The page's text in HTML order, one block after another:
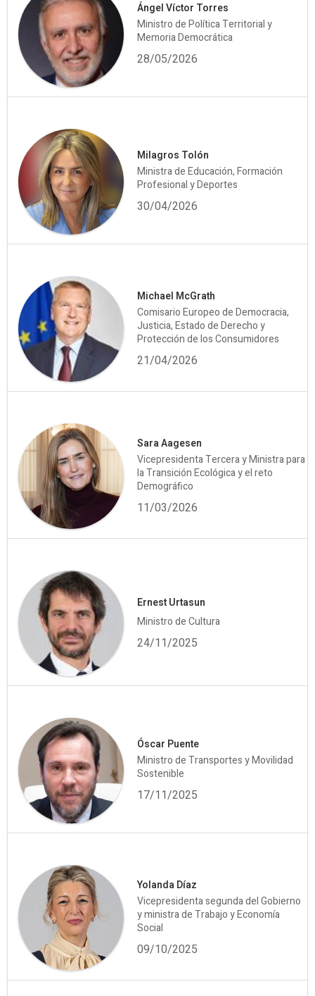
Ángel Víctor Torres
Ministro de Política Territorial y
Memoria Democrática
28/05/2026
Milagros Tolón
Ministra de Educación, Formación
Profesional y Deportes
30/04/2026
Michael McGrath
Comisario Europeo de Democracia,
Justicia, Estado de Derecho y
Protección de los Consumidores
21/04/2026
Sara Aagesen
Vicepresidenta Tercera y Ministra para
la Transición Ecológica y el reto
Demográfico
11/03/2026
Ernest Urtasun
Ministro de Cultura
24/11/2025
Óscar Puente
Ministro de Transportes y Movilidad
Sostenible
17/11/2025
Yolanda Díaz
Vicepresidenta segunda del Gobierno
y ministra de Trabajo y Economía
Social
09/10/2025